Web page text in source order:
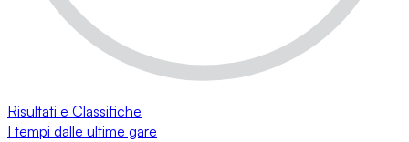
Risultati e Classifiche
I tempi dalle ultime gare